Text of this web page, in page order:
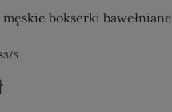
bokserki bawełniane
5